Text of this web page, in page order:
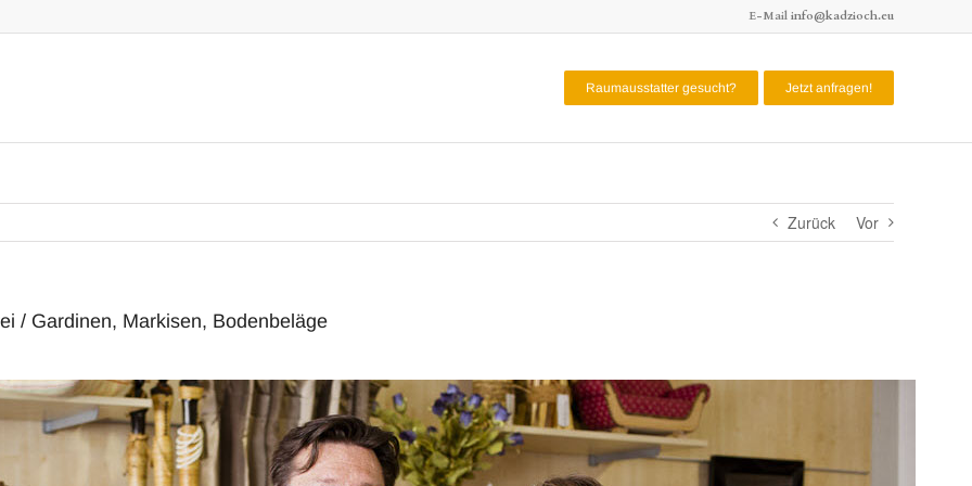
E-Mail info@kadzioch.eu
Raumausstatter gesucht? Jetzt anfragen!
Zurück Vor
/ Gardinen, Markisen, Bodenbeläge